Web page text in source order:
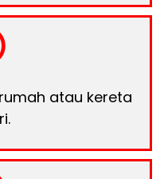
atau kereta